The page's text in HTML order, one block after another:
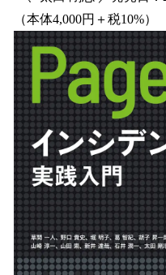
（本体4,000円＋税10%）